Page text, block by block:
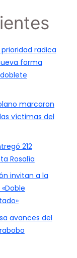
radica
forma
marcaron
víctimas del
212
Rosalía
invitan a la
avances del